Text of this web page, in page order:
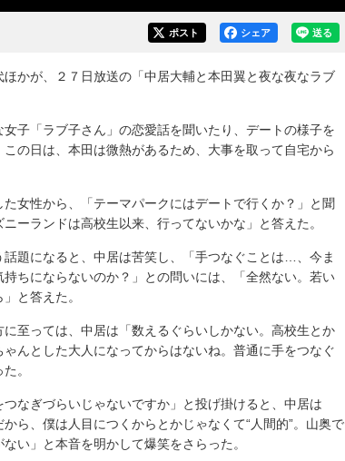
送る
シェア
ポスト
かが、２７日放送の「中居大輔と本田翼と夜な夜なラブ
子「ラブ子さん」の恋愛話を聞いたり、デートの様子を
の日は、本田は微熱があるため、大事を取って自宅から
女性から、「テーマパークにはデートで行くか？」と聞
ーランドは高校生以来、行ってないかな」と答えた。
題になると、中居は苦笑し、「手つなぐことは…、今ま
ちにならないのか？」との問いには、「全然ない。若い
と答えた。
至っては、中居は「数えるぐらいしかない。高校生とか
んとした大人になってからはないね。普通に手をつなぐ
。
なぎづらいじゃないですか」と投げ掛けると、中居は
ら、僕は人目につくからとかじゃなくて“人間的”。山奥で
い」と本音を明かして爆笑をさらった。